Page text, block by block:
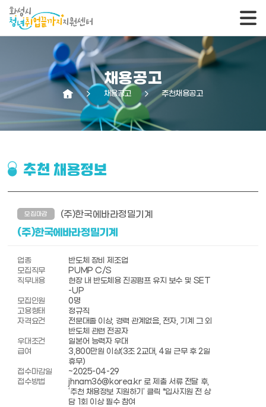
채용공고
arrow_forward_ios 채용공고 arrow_forward_ios 추천채용공고
추천 채용정보
모집마감 (주)한국에바라정밀기계
(주)한국에바라정밀기계
업종
반도체 장비 제조업
모집직무
PUMP C/S
직무내용
현장 내 반도체용 진공펌프 유지 보수 및 SET
-UP
모집인원
0명
고용형태
정규직
자격요건
전문대졸 이상, 경력 관계없음, 전자, 기계 그 외
반도체 관련 전공자
우대조건
일본어 능력자 우대
급여
3,800만원 이상(3조 2교대, 4일 근무 후 2일
휴무)
접수마감일
~2025-04-29
접수방법
jhnam36@korea.kr 로 제출 서류 전달 후,
‘추천 채용정보 지원하기’ 클릭 *입사지원 전 상
담 1회 이상 필수 참여